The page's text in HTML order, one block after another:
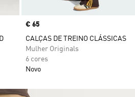
Price
€ 65
CALÇAS DE TREINO CLÁSSICAS
Mulher Originals
6 cores
Novo